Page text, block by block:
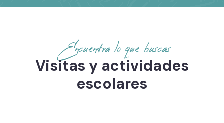
Encuentra lo que buscas
Visitas y actividades
escolares